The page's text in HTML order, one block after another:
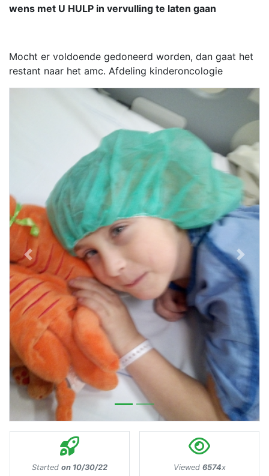
Previous Next
wens met U HULP in vervulling te laten gaan
Mocht er voldoende gedoneerd worden, dan gaat het
restant naar het amc. Afdeling kinderoncologie
Started on 10/30/22 Viewed 6574x